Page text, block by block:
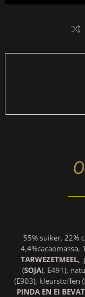
55% suiker, 22%
4,4%cacaomassa,
TARWEZETMEEL,
(SOJA), E491),
(E903), kleurstoffen
PINDA EN EI